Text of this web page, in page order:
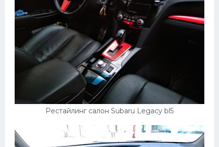
Рестайлинг салон Subaru Legacy bl5